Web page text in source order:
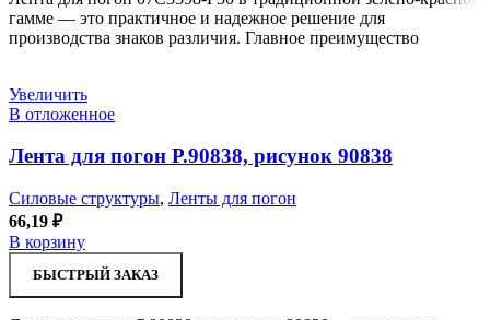
гамме — это практичное и надежное решение для
производства знаков различия. Главное преимущество
Увеличить
В отложенное
Лента для погон Р.90838, рисунок 90838
Силовые структуры, Ленты для погон
66,19 ₽
В корзину
БЫСТРЫЙ ЗАКАЗ